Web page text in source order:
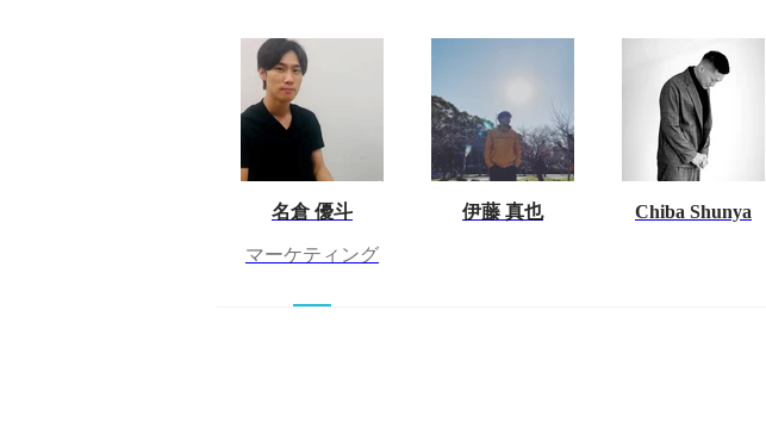
名倉 優斗
マーケティング
伊藤 真也 Chiba Shunya